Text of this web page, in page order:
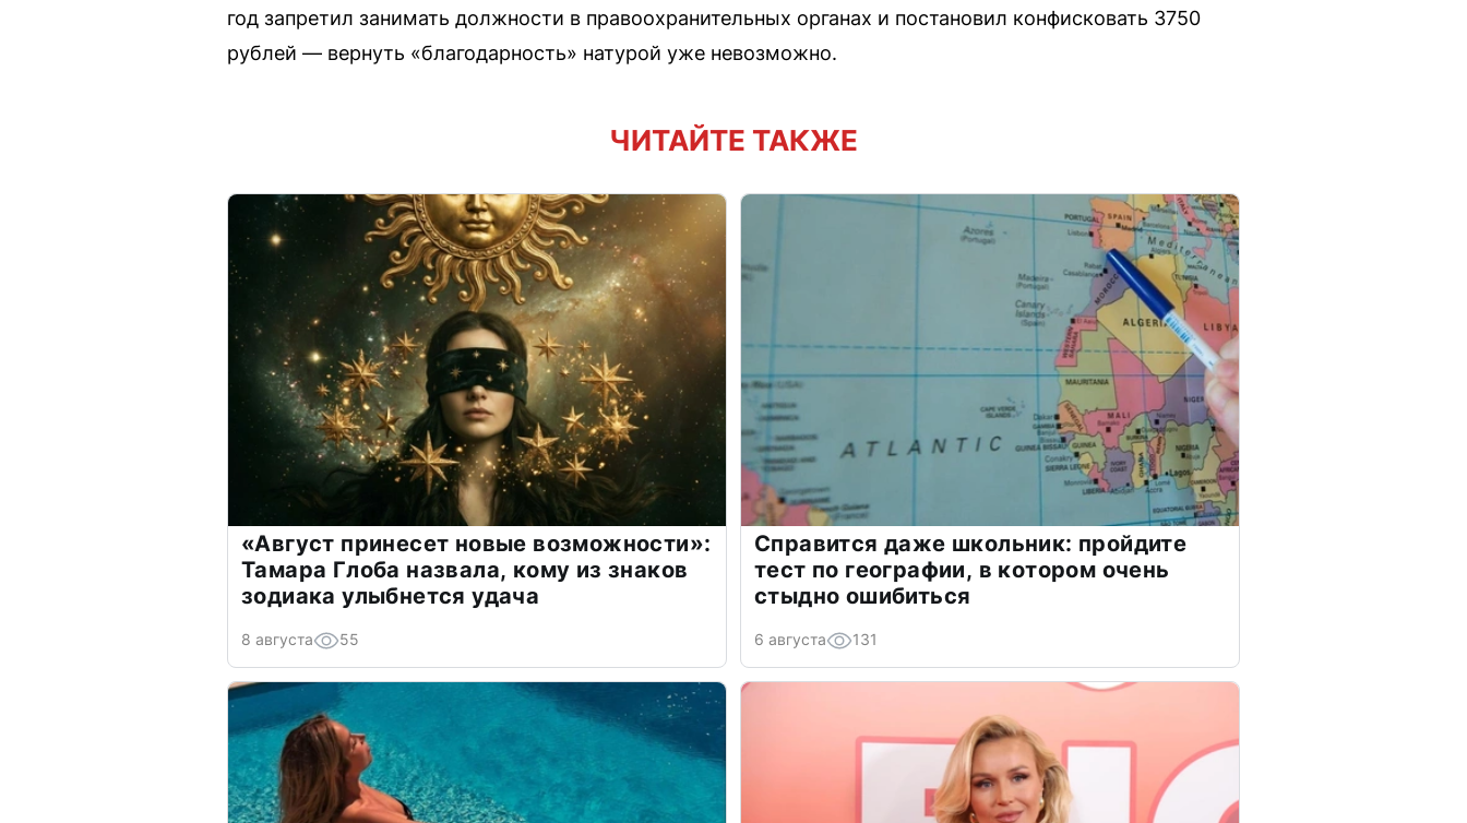
год запретил занимать должности в правоохранительных органах и постановил конфисковать 3750
рублей — вернуть «благодарность» натурой уже невозможно.
ЧИТАЙТЕ ТАКЖЕ
«Август принесет новые возможности»:
Тамара Глоба назвала, кому из знаков
зодиака улыбнется удача
8 августа 55
Справится даже школьник: пройдите
тест по географии, в котором очень
стыдно ошибиться
6 августа 131